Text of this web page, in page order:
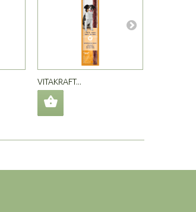
VITAKRAFT...